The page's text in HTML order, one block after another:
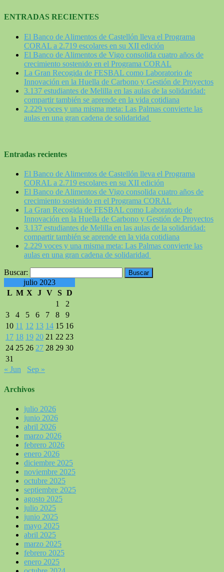
ENTRADAS RECIENTES
El Banco de Alimentos de Castellón lleva el Programa
CORAL a 2.719 escolares en su XII edición
El Banco de Alimentos de Vigo consolida cuatro años de
crecimiento sostenido en el Programa CORAL
La Gran Recogida de FESBAL como Laboratorio de
Innovación en la Huella de Carbono y Gestión de Proyectos
3.137 estudiantes de Melilla en las aulas de la solidaridad:
compartir también se aprende en la vida cotidiana
2.229 voces y una misma meta: Las Palmas convierte las
aulas en una gran cadena de solidaridad
Entradas recientes
El Banco de Alimentos de Castellón lleva el Programa
CORAL a 2.719 escolares en su XII edición
El Banco de Alimentos de Vigo consolida cuatro años de
crecimiento sostenido en el Programa CORAL
La Gran Recogida de FESBAL como Laboratorio de
Innovación en la Huella de Carbono y Gestión de Proyectos
3.137 estudiantes de Melilla en las aulas de la solidaridad:
compartir también se aprende en la vida cotidiana
2.229 voces y una misma meta: Las Palmas convierte las
aulas en una gran cadena de solidaridad
Buscar:
julio 2023
L M X J V S D
1
2
3
4 5 6 7 8
9
10 11 12 13 14 15 16
17 18 19 20 21 22 23
24 25 26 27 28 29 30
31
« Jun
Sep »
Archivos
julio 2026
junio 2026
abril 2026
marzo 2026
febrero 2026
enero 2026
diciembre 2025
noviembre 2025
octubre 2025
septiembre 2025
agosto 2025
julio 2025
junio 2025
mayo 2025
abril 2025
marzo 2025
febrero 2025
enero 2025